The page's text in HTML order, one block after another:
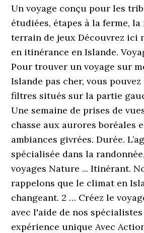
Un voyage conçu pour les
étudiées, étapes à la ferme,
terrain de jeux Découvrez ici
en itinérance en Islande.
Pour trouver un voyage sur
Islande pas cher, vous
filtres situés sur la partie
Une semaine de prises de
chasse aux aurores boréales
ambiances givrées. Durée.
spécialisée dans la
voyages Nature ... Itinérant.
rappelons que le climat en
changeant. 2 … Créez le
avec l'aide de nos
expérience unique Avec